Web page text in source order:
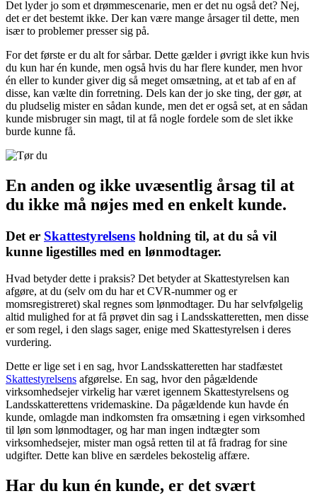
Det lyder jo som et drømmescenarie, men er det nu også det? Nej,
det er det bestemt ikke. Der kan være mange årsager til dette, men
især to problemer presser sig på.
For det første er du alt for sårbar. Dette gælder i øvrigt ikke kun hvis
du kun har én kunde, men også hvis du har flere kunder, men hvor
én eller to kunder giver dig så meget omsætning, at et tab af en af
disse, kan vælte din forretning. Dels kan der jo ske ting, der gør, at
du pludselig mister en sådan kunde, men det er også set, at en sådan
kunde misbruger sin magt, til at få nogle fordele som de slet ikke
burde kunne få.
En anden og ikke uvæsentlig årsag til at
du ikke må nøjes med en enkelt kunde.
Det er Skattestyrelsens holdning til, at du så vil
kunne ligestilles med en lønmodtager.
Hvad betyder dette i praksis? Det betyder at Skattestyrelsen kan
afgøre, at du (selv om du har et CVR-nummer og er
momsregistreret) skal regnes som lønmodtager. Du har selvfølgelig
altid mulighed for at få prøvet din sag i Landsskatteretten, men disse
er som regel, i den slags sager, enige med Skattestyrelsen i deres
vurdering.
Dette er lige set i en sag, hvor Landsskatteretten har stadfæstet
Skattestyrelsens afgørelse. En sag, hvor den pågældende
virksomhedsejer virkelig har været igennem Skattestyrelsens og
Landsskatterettens vridemaskine. Da pågældende kun havde én
kunde, omlagde man indkomsten fra omsætning i egen virksomhed
til løn som lønmodtager, og har man ingen indtægter som
virksomhedsejer, mister man også retten til at få fradrag for sine
udgifter. Dette kan blive en særdeles bekostelig affære.
Har du kun én kunde, er det svært